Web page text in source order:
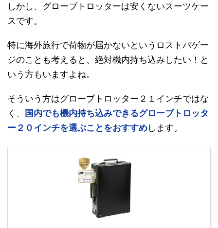
しかし、グローブトロッターは安くないスーツケー
スです。
特に海外旅行で荷物が届かないというロストバゲー
ジのことも考えると、絶対機内持ち込みしたい！と
いう方もいますよね。
そういう方はグローブトロッター２１インチではな
く、 国内でも機内持ち込みできるグローブトロッタ
ー２０インチを選ぶことをおすすめします。